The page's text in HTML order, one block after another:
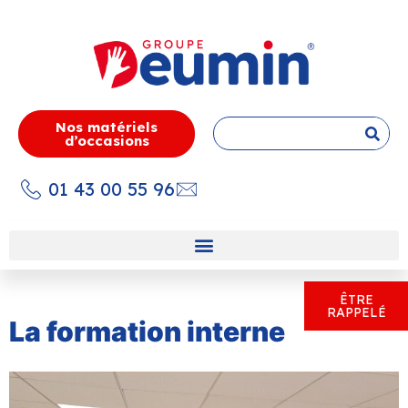
ÊTRE
RAPPELÉ
Nos matériels
d’occasions
01 43 00 55 96
La formation interne